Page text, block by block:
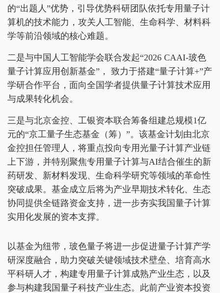
的“出题人”优势，引导优势科研团队依托专用量子计
算机的技术能力，攻关人工智能、生命科学、材料科
学等前沿领域的核心难题。
二是与中国人工智能学会联合发起“2026 CAAI-玻色
量子计算应用创新基金”， 致力于搭建“量子计算+”产
学研合作平台，面向全国学者提供量子计算技术应用
与成果转化机会。
三是与北京金控、工银资本联合筹备组建总规模1亿
元的“京工量子生态基金（筹）”。该基金计划由北京
金控担任管理人，将重点投向专用光量子计算产业链
上下游，并特别聚焦专用量子计算与AI结合催生的新
药研发、新材料发现、生命科学研究等领域的革命性
突破成果。基金成立后将为产业早期技术转化、生态
协同提供全链路资金支持，进一步夯实我国量子计算
实用化发展的资本支撑。
以基金为纽带，玻色量子将进一步促进量子计算产学
研深度融合，助力突破关键领域技术壁垒、培育高水
平科研人才，构建专用量子计算成熟产业生态，以及
参与构建我国量子科技产业生态。此前产业资本投资